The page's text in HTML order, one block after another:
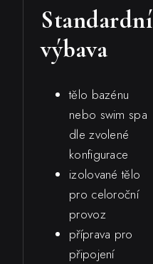
Standardní
výbava
tělo bazénu
nebo swim spa
dle zvolené
konfigurace
izolované tělo
pro celoroční
provoz
příprava pro
připojení